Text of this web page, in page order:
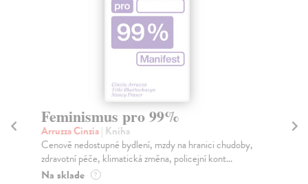
Feminismus pro 99%
Arruzza Cinzia| Kniha
Cenově nedostupné bydlení, mzdy na hranici chudoby,
zdravotní péče, klimatická změna, policejní kont...
Na sklade ?